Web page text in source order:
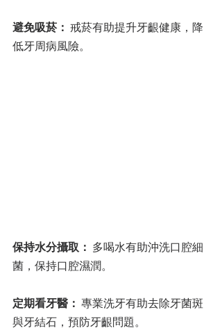
避免吸菸： 戒菸有助提升牙齦健康，降
低牙周病風險。
保持水分攝取： 多喝水有助沖洗口腔細
菌，保持口腔濕潤。
定期看牙醫： 專業洗牙有助去除牙菌斑
與牙結石，預防牙齦問題。